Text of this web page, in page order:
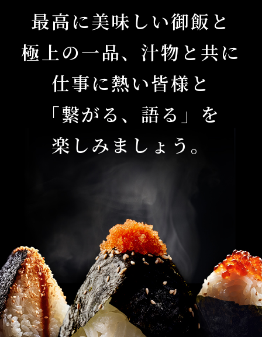
最高に美味しい御飯と
極上の一品、汁物と共に
仕事に熱い皆様と
「繋がる、語る」を
楽しみましょう。